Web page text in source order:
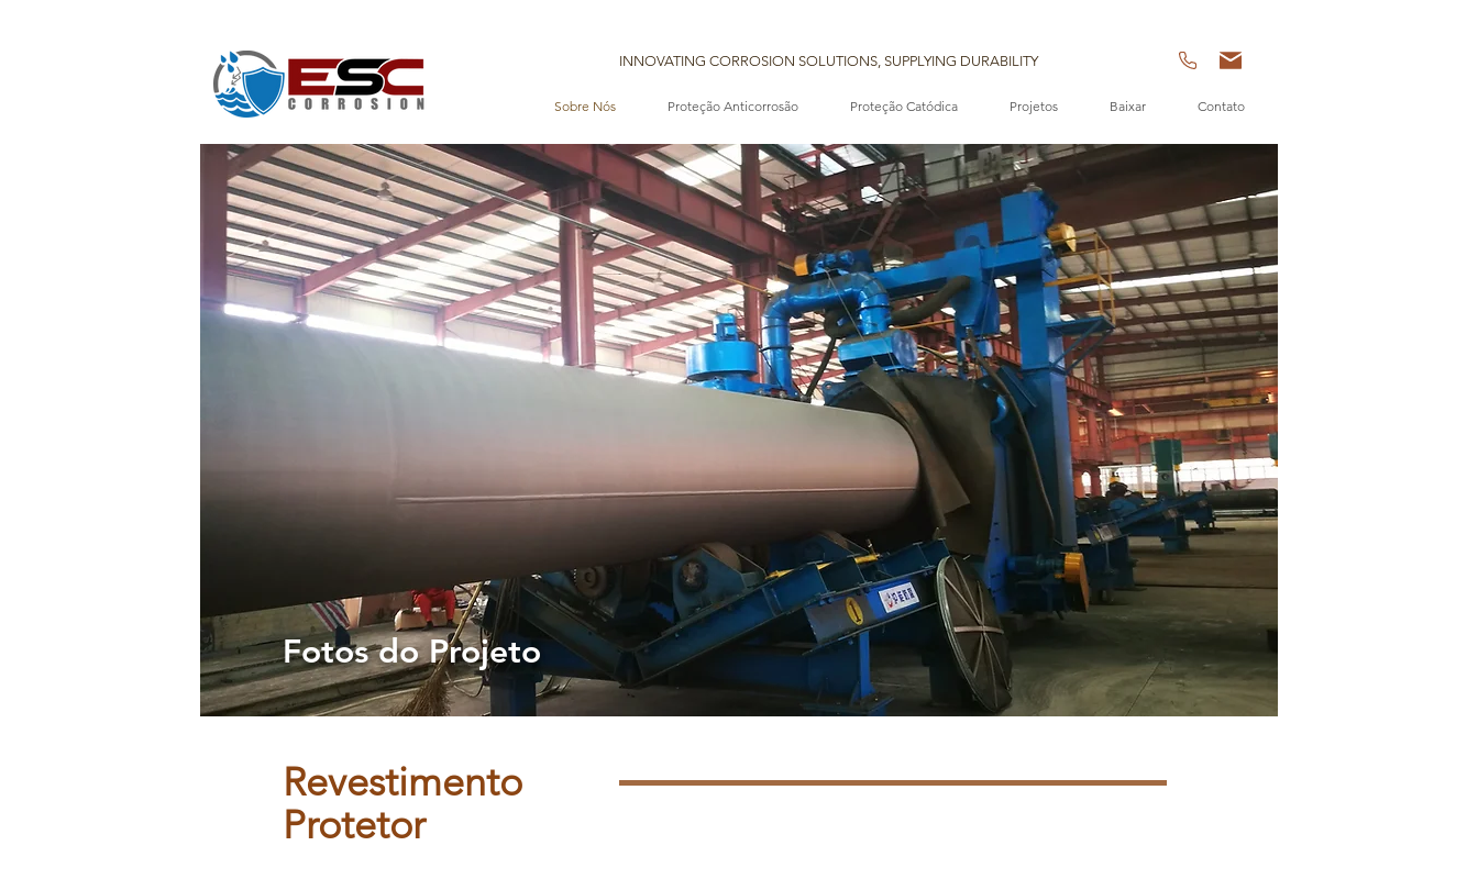
INNOVATING CORROSION SOLUTIONS, SUPPLYING DURABILITY
Sobre Nós Proteção Anticorrosão Proteção Catódica Projetos Baixar Contato
Fotos do Projeto
Revestimento
Protetor